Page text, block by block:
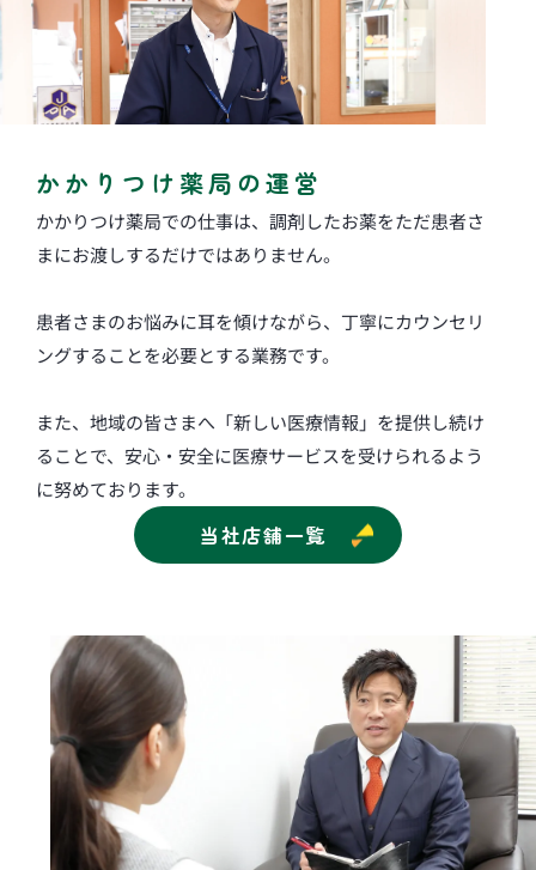
かかりつけ薬局の運営
かかりつけ薬局での仕事は、調剤したお薬をただ患者さ
まにお渡しするだけではありません。
患者さまのお悩みに耳を傾けながら、丁寧にカウンセリ
ングすることを必要とする業務です。
また、地域の皆さまへ「新しい医療情報」を提供し続け
ることで、安心・安全に医療サービスを受けられるよう
に努めております。
当社店舗一覧